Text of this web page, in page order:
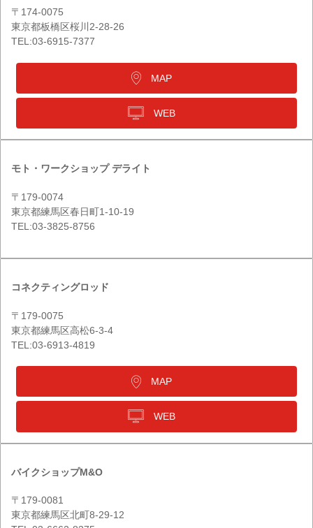
〒174-0075
東京都板橋区桜川2-28-26
TEL:03-6915-7377
MAP
WEB
モト・ワークショップ デライト
〒179-0074
東京都練馬区春日町1-10-19
TEL:03-3825-8756
コネクティングロッド
〒179-0075
東京都練馬区高松6-3-4
TEL:03-6913-4819
MAP
WEB
バイクショップM&O
〒179-0081
東京都練馬区北町8-29-12